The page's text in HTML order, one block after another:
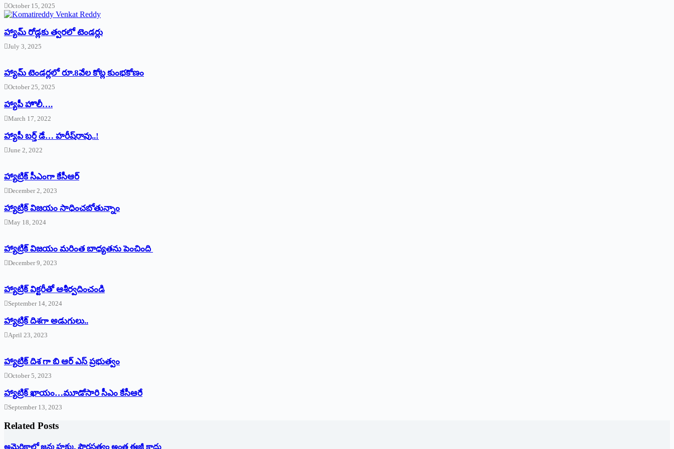
October 15, 2025
హ్యామ్‌ రోడ్లకు త్వరలో టెండర్లు
July 3, 2025
హ్యామ్‌ ‌టెండర్లలో రూ.8వేల కోట్ల కుంభకోణం
October 25, 2025
హ్యాపీ హొలీ….
March 17, 2022
హ్యాపీ బర్త్ ‌డే… హరీష్‌రావు..!
June 2, 2022
హ్యాట్రిక్‌ ‌సీఎంగా కేసీఆర్‌
December 2, 2023
హ్యాట్రిక్‌ విజయం సాధించబోతున్నాం
May 18, 2024
హ్యాట్రిక్ విజయం మరింత బాధ్యతను పెంచింది
December 9, 2023
హ్యాట్రిక్‌ ‌విక్టరీతో ఆశీర్వదించండి
September 14, 2024
‌హ్యాట్రిక్‌ ‌దిశగా అడుగులు..
April 23, 2023
హ్యాట్రిక్ దిశ గా బి ఆర్ ఎస్ ప్రభుత్వం
October 5, 2023
హ్యాట్రిక్‌ ‌ఖాయం…మూడోసారి సీఎం కేసీఆరే
September 13, 2023
Related Posts
అమెరికాలో జన్మ హక్కు పౌరసత్వం అంత ఈజీ కాదు